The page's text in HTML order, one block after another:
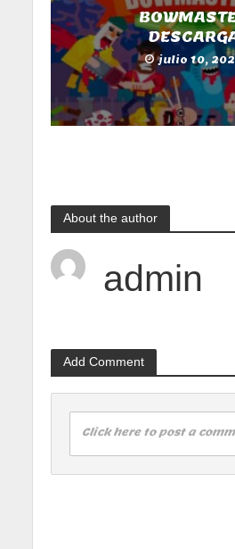
julio 10,
About the author
admin
Add Comment
Click here to post a